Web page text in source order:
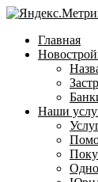
Главная
Наши